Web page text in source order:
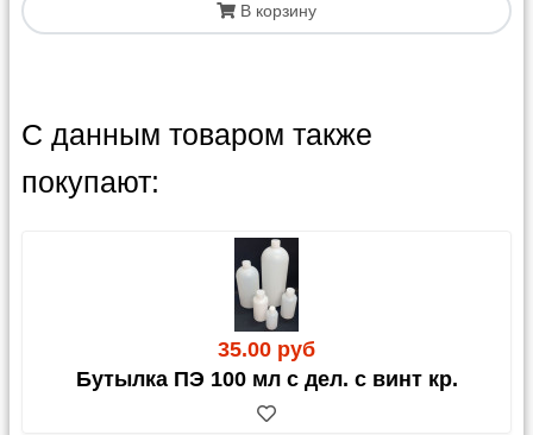
В корзину
С данным товаром также
покупают:
35.00 руб
Бутылка ПЭ 100 мл с дел. с винт кр.